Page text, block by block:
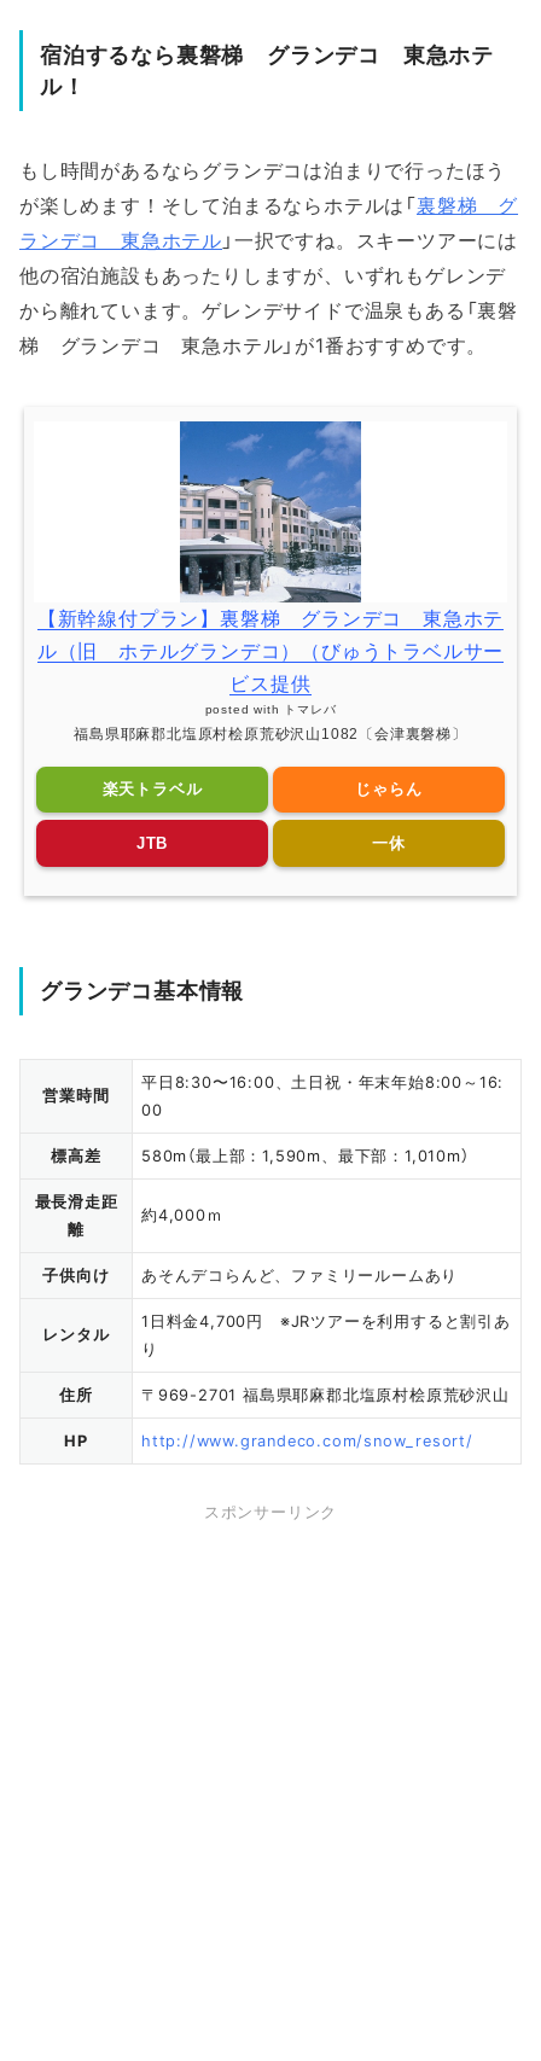
宿泊するなら裏磐梯 グランデコ 東急ホテ
ル！
もし時間があるならグランデコは泊まりで行ったほう
が楽しめます！そして泊まるならホテルは「裏磐梯 グ
ランデコ 東急ホテル 」一択ですね。スキーツアーには
他の宿泊施設もあったりしますが、いずれもゲレンデ
から離れています。ゲレンデサイドで温泉もある「裏磐
梯 グランデコ 東急ホテル」が1番おすすめです。
【新幹線付プラン】裏磐梯 グランデコ 東急ホテ
ル（旧 ホテルグランデコ）（びゅうトラベルサー
ビス提供
posted with トマレバ
福島県耶麻郡北塩原村桧原荒砂沢山1082〔会津裏磐梯〕
楽天トラベル じゃらん
JTB 一休
グランデコ基本情報
営業時間
平日8:30〜16:00、土日祝・年末年始8:00～16:
00
標高差 580m（最上部：1,590m、最下部：1,010m）
最長滑走距
離
約4,000ｍ
子供向け あそんデコらんど、ファミリールームあり
レンタル
1日料金4,700円 ※JRツアーを利用すると割引あ
り
住所 〒969-2701 福島県耶麻郡北塩原村桧原荒砂沢山
HP http://www.grandeco.com/snow_resort/
スポンサーリンク